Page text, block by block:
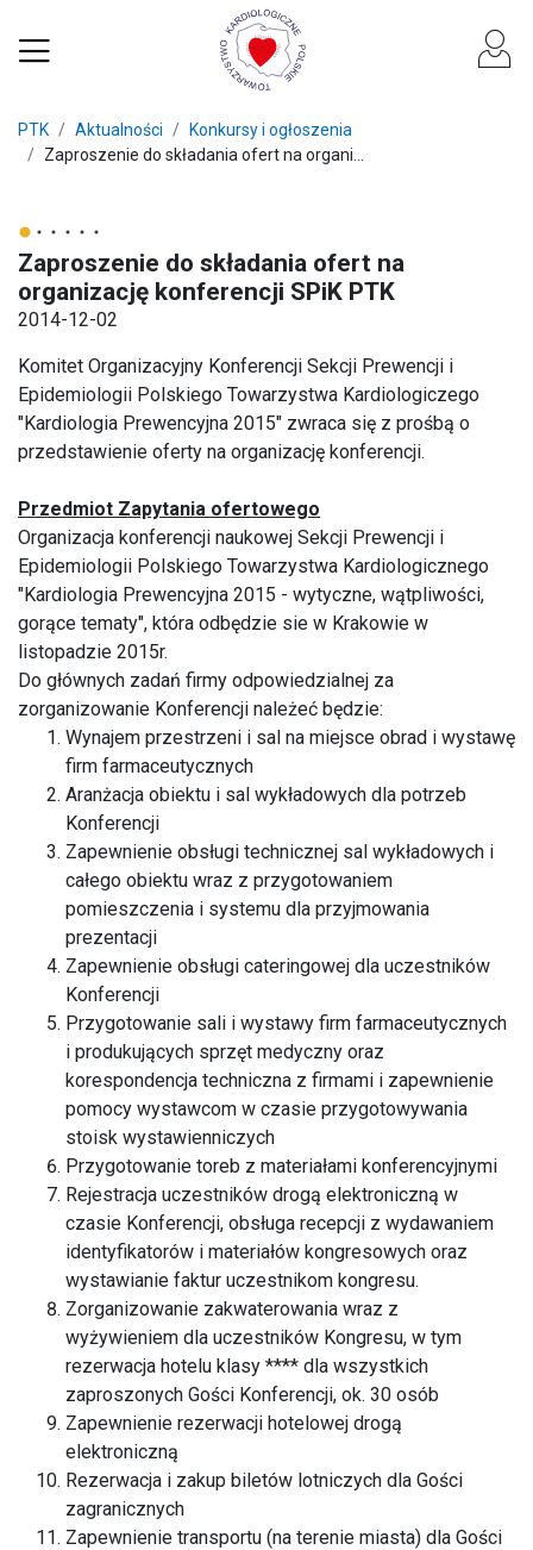
PTK Aktualności
Konkursy i ogłoszenia
Zaproszenie do składania ofert na organi...
Zaproszenie do składania ofert na
organizację konferencji SPiK PTK
2014-12-02
Komitet Organizacyjny Konferencji Sekcji Prewencji i
Epidemiologii Polskiego Towarzystwa Kardiologiczego
"Kardiologia Prewencyjna 2015" zwraca się z prośbą o
przedstawienie oferty na organizację konferencji.
Przedmiot Zapytania ofertowego
Organizacja konferencji naukowej Sekcji Prewencji i
Epidemiologii Polskiego Towarzystwa Kardiologicznego
"Kardiologia Prewencyjna 2015 - wytyczne, wątpliwości,
gorące tematy", która odbędzie sie w Krakowie w
listopadzie 2015r.
Do głównych zadań firmy odpowiedzialnej za
zorganizowanie Konferencji należeć będzie:
Wynajem przestrzeni i sal na miejsce obrad i wystawę
firm farmaceutycznych
Aranżacja obiektu i sal wykładowych dla potrzeb
Konferencji
Zapewnienie obsługi technicznej sal wykładowych i
całego obiektu wraz z przygotowaniem
pomieszczenia i systemu dla przyjmowania
prezentacji
Zapewnienie obsługi cateringowej dla uczestników
Konferencji
Przygotowanie sali i wystawy firm farmaceutycznych
i produkujących sprzęt medyczny oraz
korespondencja techniczna z firmami i zapewnienie
pomocy wystawcom w czasie przygotowywania
stoisk wystawienniczych
Przygotowanie toreb z materiałami konferencyjnymi
Rejestracja uczestników drogą elektroniczną w
czasie Konferencji, obsługa recepcji z wydawaniem
identyfikatorów i materiałów kongresowych oraz
wystawianie faktur uczestnikom kongresu.
Zorganizowanie zakwaterowania wraz z
wyżywieniem dla uczestników Kongresu, w tym
rezerwacja hotelu klasy **** dla wszystkich
zaproszonych Gości Konferencji, ok. 30 osób
Zapewnienie rezerwacji hotelowej drogą
elektroniczną
Rezerwacja i zakup biletów lotniczych dla Gości
zagranicznych
Zapewnienie transportu (na terenie miasta) dla Gości